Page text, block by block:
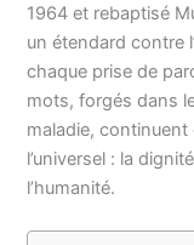
1964 et rebaptisé
un étendard contre
chaque prise de
mots, forgés dans
maladie, continuent
l’universel : la
l’humanité.